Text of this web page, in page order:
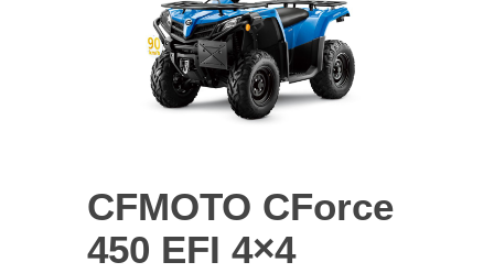
CFMOTO CForce
450 EFI 4×4